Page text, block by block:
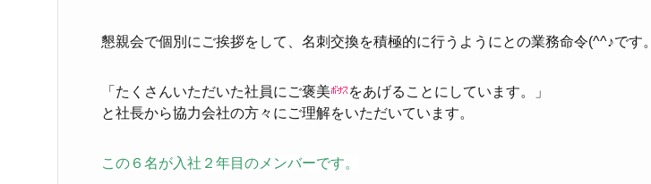
懇親会で個別にご挨拶をして、名刺交換を積極的に行うようにとの業務命令(^^♪です。
「たくさんいただいた社員にご褒美
をあげることにしています。」
と社長から協力会社の方々にご理解をいただいています。
この６名が入社２年目のメンバーです。